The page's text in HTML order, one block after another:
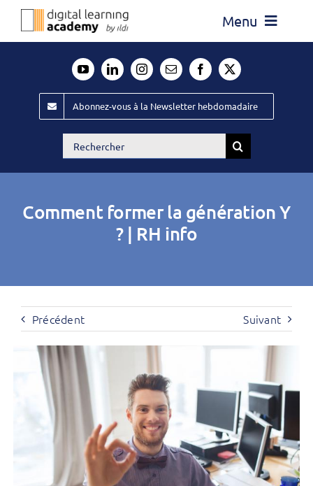
Passer
Menu
Évènements ILDI
Offres d’emploi
Publiez
Abonnez-vous à la Newsletter hebdomadaire
Rechercher:
Comment former la génération Y
? | RH info
Précédent Suivant